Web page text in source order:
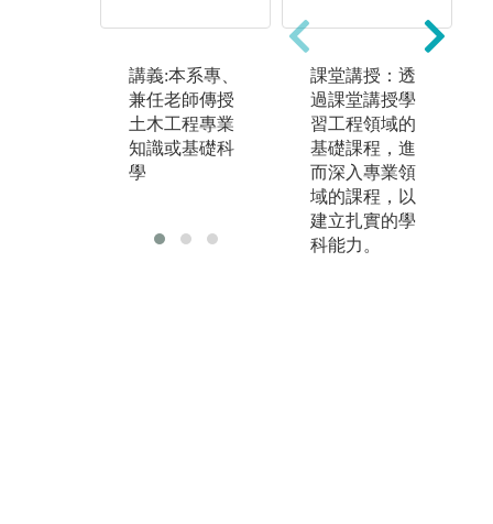
講義:本系專、
兼任老師傳授
土木工程專業
知識或基礎科
學
圖解:邀請業界
專家演講
版權:版權為成
大土木系所有
課堂講授：透
過課堂講授學
習工程領域的
基礎課程，進
而深入專業領
域的課程，以
建立扎實的學
科能力。